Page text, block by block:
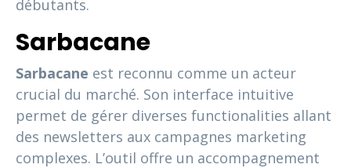
débutants.
Sarbacane
Sarbacane est reconnu comme un acteur
crucial du marché. Son interface intuitive
permet de gérer diverses functionalities allant
des newsletters aux campagnes marketing
complexes. L’outil offre un accompagnement